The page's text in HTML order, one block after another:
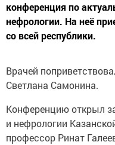
конференция по
нефрологии. На неё
со всей республики.
Врачей
Светлана Самонина.
Конференцию открыл
и нефрологии
профессор Ринат